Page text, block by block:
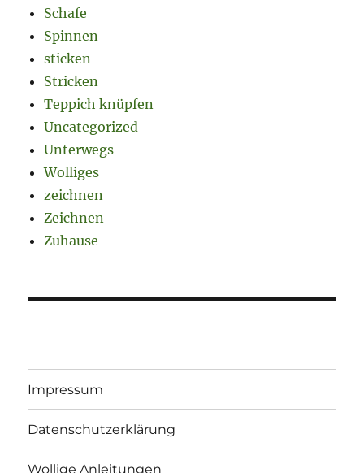
Schafe
Spinnen
sticken
Stricken
Teppich knüpfen
Uncategorized
Unterwegs
Wolliges
zeichnen
Zeichnen
Zuhause
Impressum
Datenschutzerklärung
Wollige Anleitungen